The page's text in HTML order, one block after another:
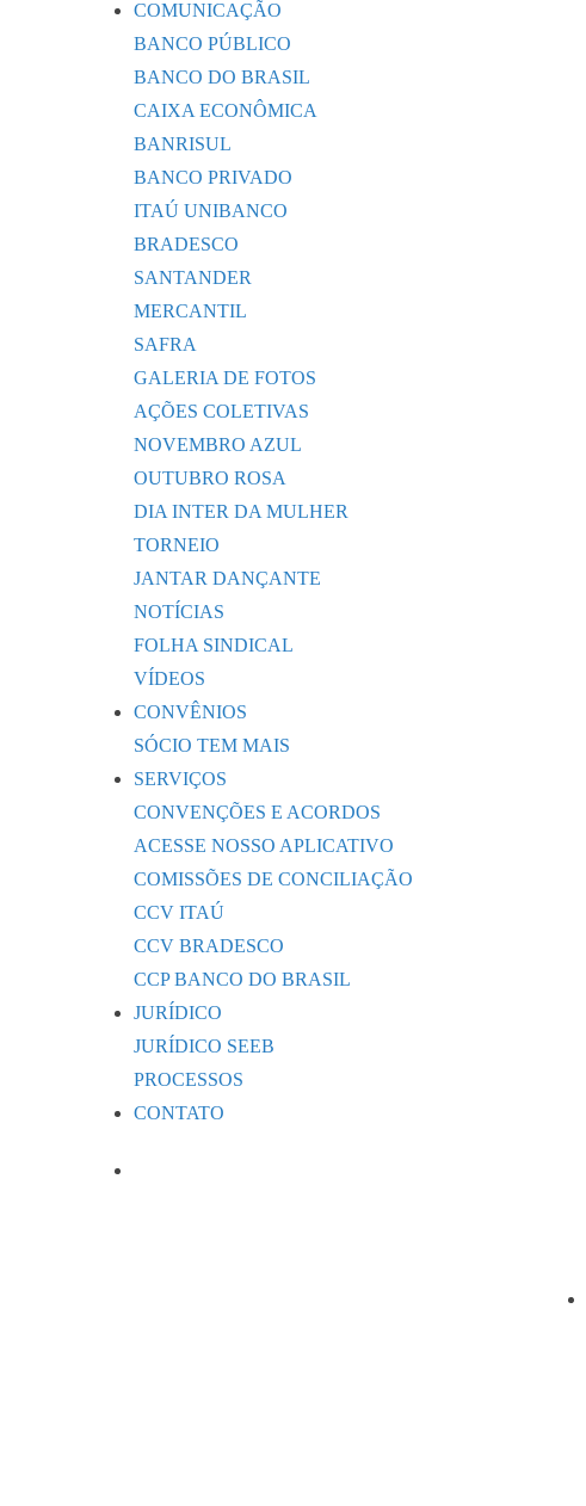
COMUNICAÇÃO
BANCO PÚBLICO
BANCO DO BRASIL
CAIXA ECONÔMICA
BANRISUL
BANCO PRIVADO
ITAÚ UNIBANCO
BRADESCO
SANTANDER
MERCANTIL
SAFRA
GALERIA DE FOTOS
AÇÕES COLETIVAS
NOVEMBRO AZUL
OUTUBRO ROSA
DIA INTER DA MULHER
TORNEIO
JANTAR DANÇANTE
NOTÍCIAS
FOLHA SINDICAL
VÍDEOS
CONVÊNIOS
SÓCIO TEM MAIS
SERVIÇOS
CONVENÇÕES E ACORDOS
ACESSE NOSSO APLICATIVO
COMISSÕES DE CONCILIAÇÃO
CCV ITAÚ
CCV BRADESCO
CCP BANCO DO BRASIL
JURÍDICO
JURÍDICO SEEB
PROCESSOS
CONTATO